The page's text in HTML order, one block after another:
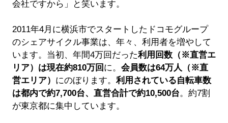
会社ですから」と笑います。
2011年4月に横浜市でスタートしたドコモグループ
のシェアサイクル事業は、年々、利用者を増やして
います。当初、年間4万回だった利用回数（※直営エ
リア）は現在約810万回 に。 会員数は64万人（※直
営エリア） にのぼります。 利用されている自転車数
は都内で約7,700台、直営合計で約10,500台。約7割
が東京都に集中しています。